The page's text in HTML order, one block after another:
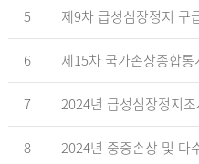
5
6
7
8